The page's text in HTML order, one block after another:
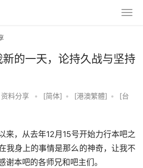
新的一天，论持久战与坚持
资料分享 • [简体] • [港澳繁體] •
[台
来，从去年12月15号开始力行本吧之
我身上的事情是那么的神奇，让我不
谢本吧的各师兄和吧主们。